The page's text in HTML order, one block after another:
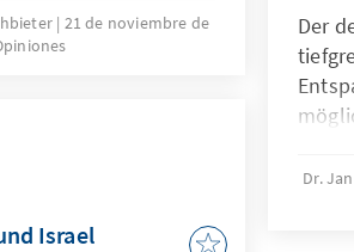
Dies kann nur
ihr Kernmandat
die OECD als
stärkt und ihre
Ergebnisse
21 de noviembre de
Der
Dr.
Israel